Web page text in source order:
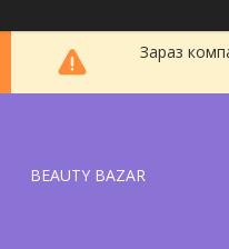
Зараз
BEAUTY BAZAR